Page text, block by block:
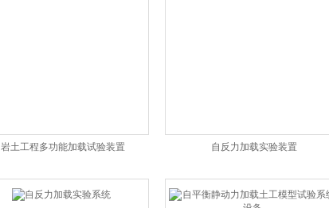
岩土工程多功能加载试验装置 自反力加载实验装置